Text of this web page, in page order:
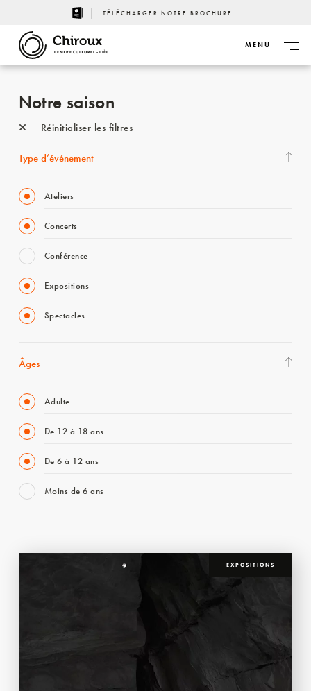
TÉLÉCHARGER NOTRE BROCHURE
CENTRE CULTUREL - LIÈGE
MENU
Notre saison
Réinitialiser les filtres
Type d’événement
Ateliers
Concerts
Conférence
Expositions
Spectacles
Âges
Adulte
De 12 à 18 ans
De 6 à 12 ans
Moins de 6 ans
EXPOSITIONS